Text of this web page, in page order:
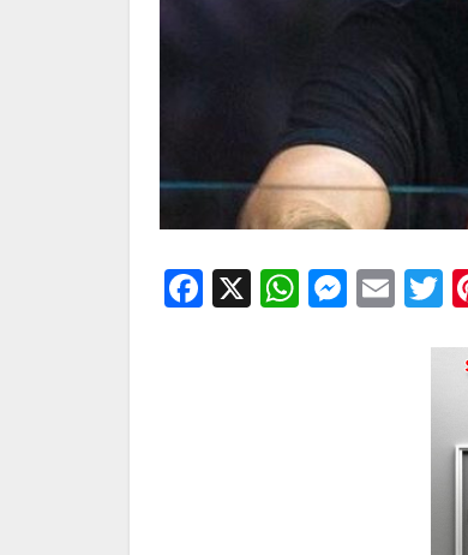
Facebook
X